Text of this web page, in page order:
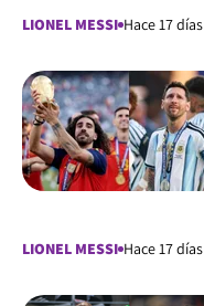
LIONEL MESSI Hace 17 días
LIONEL MESSI Hace 17 días